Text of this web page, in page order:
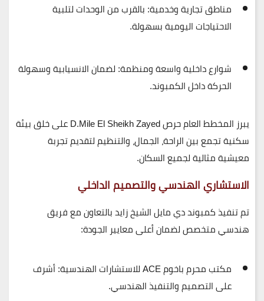
مناطق تجارية وخدمية: بالقرب من الوحدات لتلبية
الاحتياجات اليومية بسهولة.
شوارع داخلية واسعة ومنظمة: لضمان الانسيابية وسهولة
الحركة داخل الكمبوند.
يبرز المخطط العام حرصD.Mile El Sheikh Zayedعلى خلق بيئة
سكنية تجمع بينالراحة، الجمال، والتنظيملتقديم تجربة
معيشية مثالية لجميع السكان.
الاستشاري الهندسي والتصميم الداخلي
تم تنفيذكمبوند دي مايل الشيخ زايدبالتعاون مع فريق
هندسي متخصص لضمان أعلى معايير الجودة:
مكتب محرم باخوم ACE للاستشارات الهندسية:
أشرف
على التصميم والتنفيذ الهندسي.